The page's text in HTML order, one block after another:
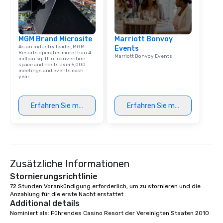
MGM Brand Microsite
As an industry leader, MGM
Resorts operates more than 4
million sq. ft. of convention
space and hosts over 5,000
meetings and events each
year.
Erfahren Sie mehr
Marriott Bonvoy
Events
Marriott Bonvoy Events
Erfahren Sie mehr
Zusätzliche Informationen
Stornierungsrichtlinie
72 Stunden Vorankündigung erforderlich, um zu stornieren und die
Anzahlung für die erste Nacht erstattet
Additional details
Nominiert als: Führendes Casino Resort der Vereinigten Staaten 2010